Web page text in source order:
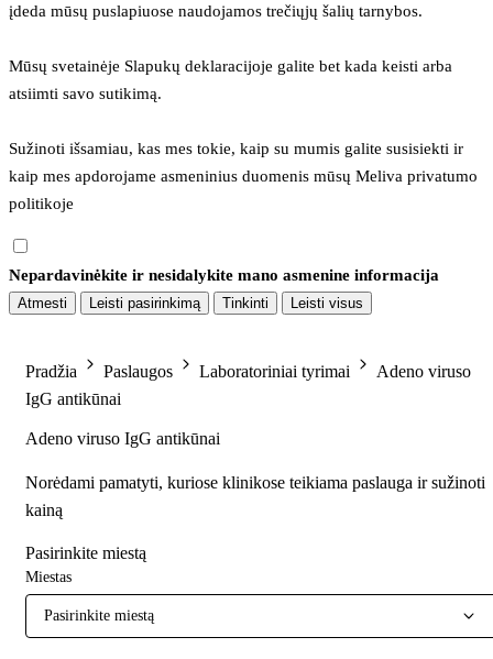
įdeda mūsų puslapiuose naudojamos trečiųjų šalių tarnybos.
Mūsų svetainėje Slapukų deklaracijoje galite bet kada keisti arba
atsiimti savo sutikimą.
Sužinoti išsamiau, kas mes tokie, kaip su mumis galite susisiekti ir
kaip mes apdorojame asmeninius duomenis mūsų Meliva privatumo
politikoje
Nepardavinėkite ir nesidalykite mano asmenine informacija
Atmesti Leisti pasirinkimą Tinkinti Leisti visus
Pradžia Paslaugos Laboratoriniai tyrimai
Adeno viruso
IgG antikūnai
Adeno viruso IgG antikūnai
Norėdami pamatyti, kuriose klinikose teikiama paslauga ir sužinoti
kainą
Pasirinkite miestą
Miestas
Pasirinkite miestą